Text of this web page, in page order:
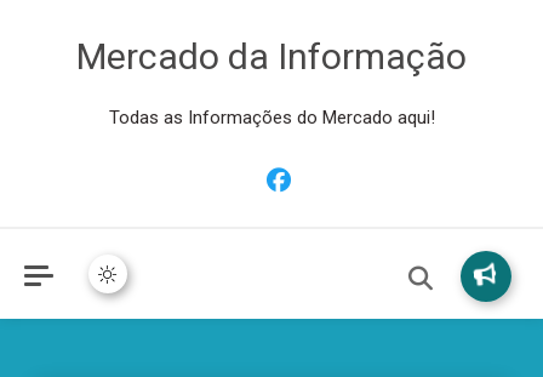
Mercado da Informação
Todas as Informações do Mercado aqui!